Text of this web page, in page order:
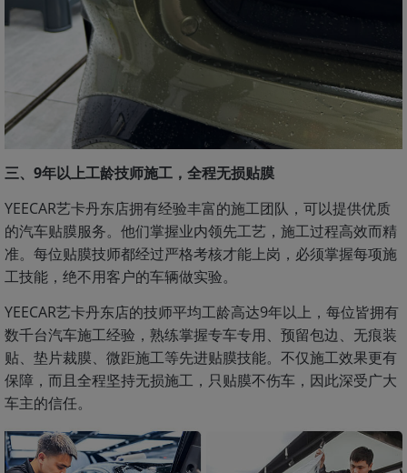
三、9年以上工龄技师施工，全程无损贴膜
YEECAR艺卡丹东店拥有经验丰富的施工团队，可以提供优质
的汽车贴膜服务。他们掌握业内领先工艺，施工过程高效而精
准。每位贴膜技师都经过严格考核才能上岗，必须掌握每项施
工技能，绝不用客户的车辆做实验。
YEECAR艺卡丹东店的技师平均工龄高达9年以上，每位皆拥有
数千台汽车施工经验，熟练掌握专车专用、预留包边、无痕装
贴、垫片裁膜、微距施工等先进贴膜技能。不仅施工效果更有
保障，而且全程坚持无损施工，只贴膜不伤车，因此深受广大
车主的信任。